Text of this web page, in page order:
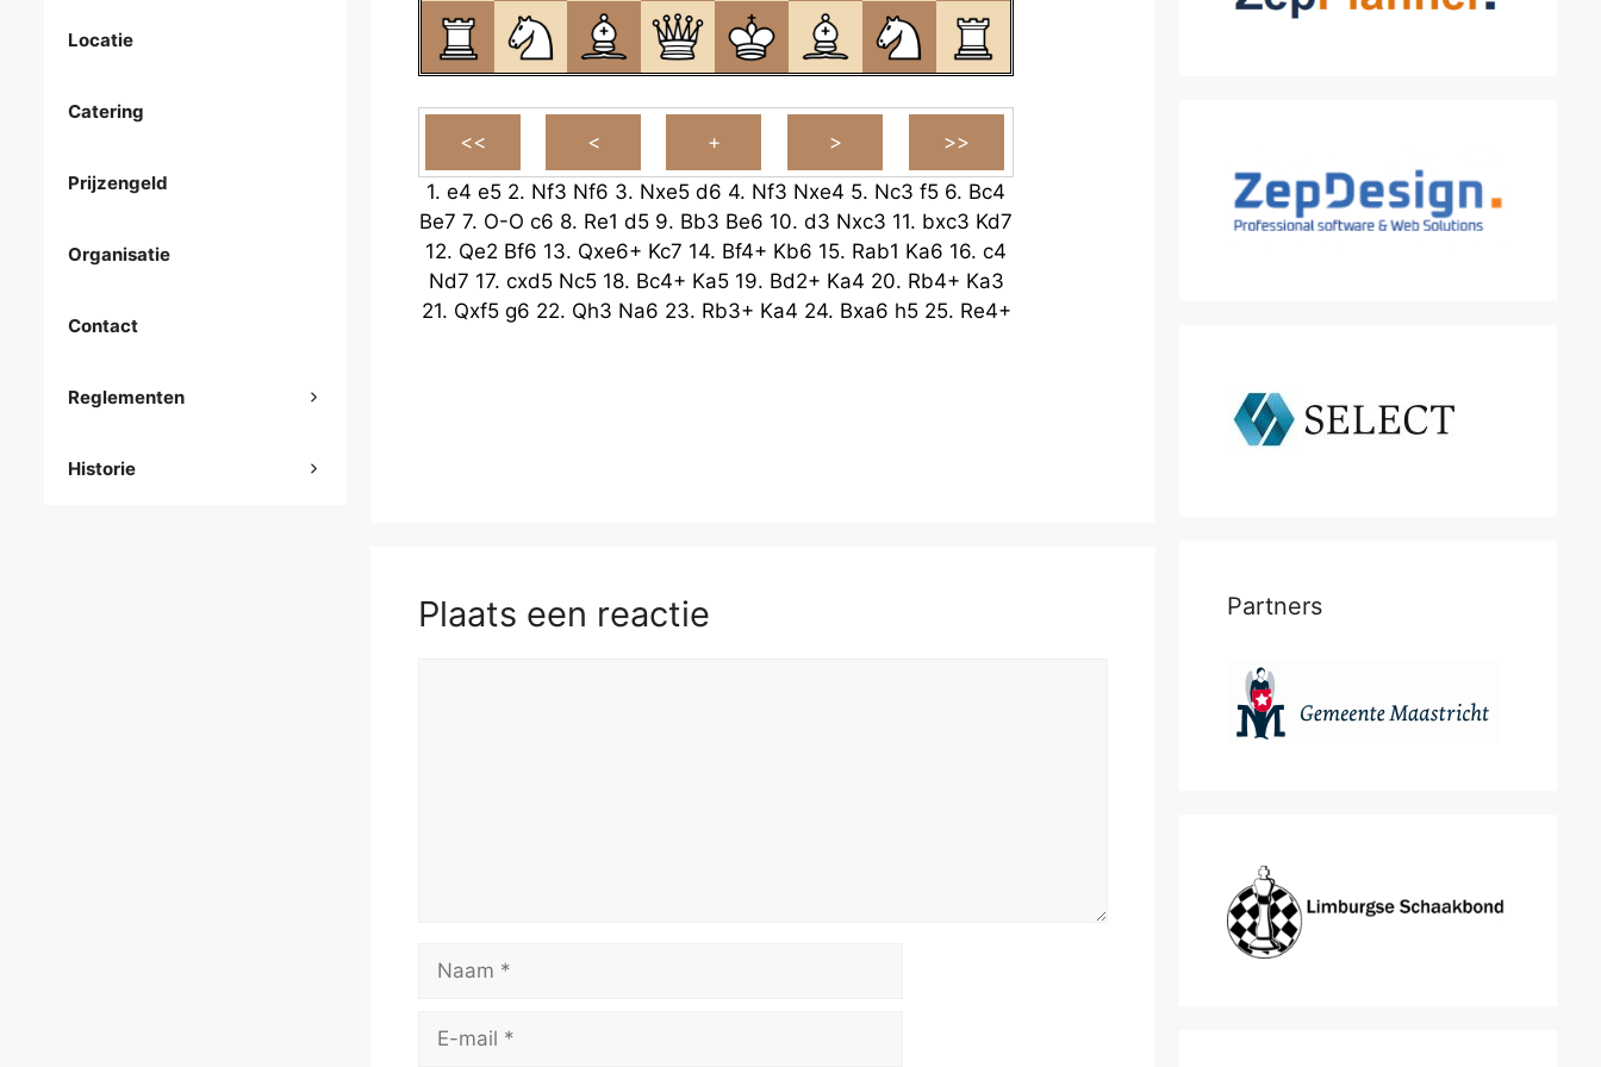
1. e4 e5 2. Nf3 Nf6 3. Nxe5 d6 4. Nf3 Nxe4 5. Nc3 f5 6. Bc4
Be7 7. O-O c6 8. Re1 d5 9. Bb3 Be6 10. d3 Nxc3 11. bxc3 Kd7
12. Qe2 Bf6 13. Qxe6+ Kc7 14. Bf4+ Kb6 15. Rab1 Ka6 16. c4
Nd7 17. cxd5 Nc5 18. Bc4+ Ka5 19. Bd2+ Ka4 20. Rb4+ Ka3
21. Qxf5 g6 22. Qh3 Na6 23. Rb3+ Ka4 24. Bxa6 h5 25. Re4+
Plaats een reactie
mail
Locatie
Catering
Prijzengeld
Organisatie
Contact
Reglementen
Historie
Partners